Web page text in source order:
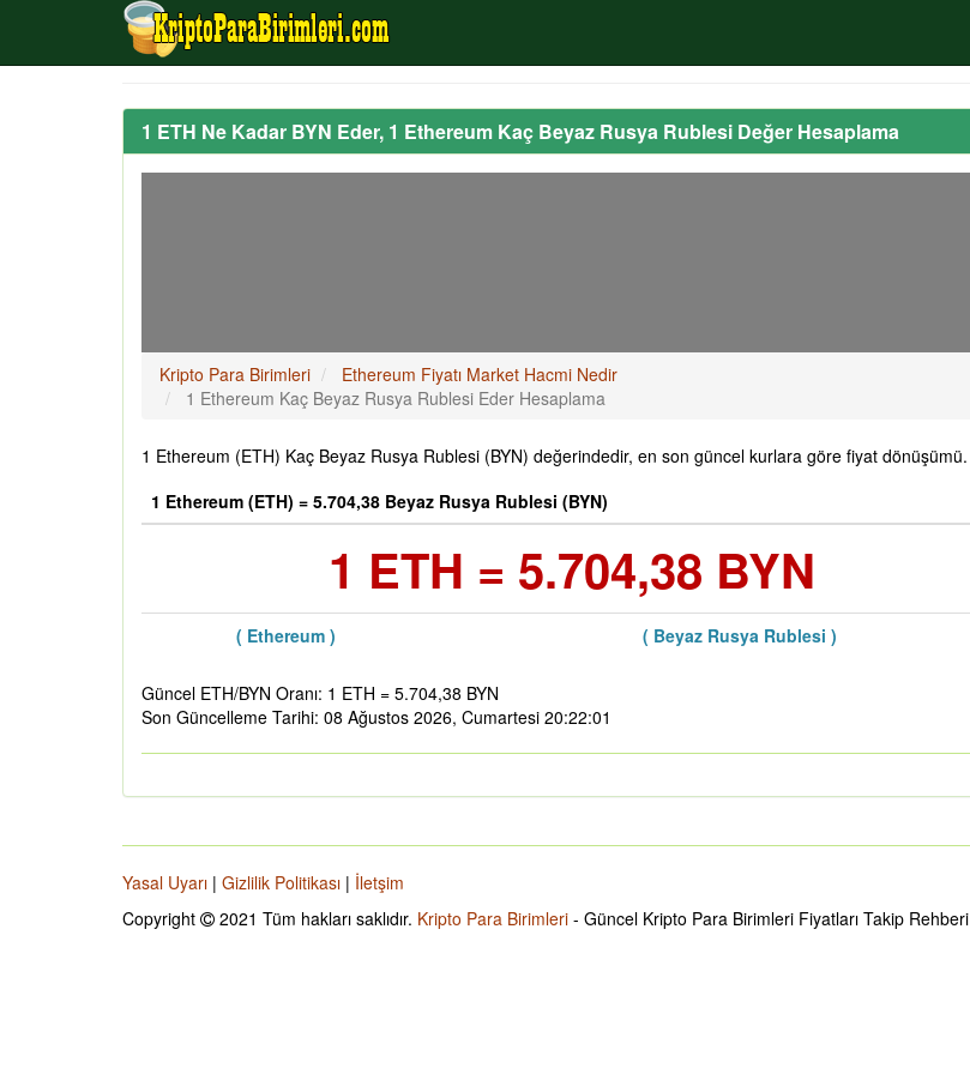
1 ETH Ne Kadar BYN Eder, 1 Ethereum Kaç Beyaz Rusya Rublesi Değer Hesaplama
Kripto Para Birimleri
Ethereum Fiyatı Market Hacmi Nedir
1 Ethereum Kaç Beyaz Rusya Rublesi Eder Hesaplama
1 Ethereum (ETH) Kaç Beyaz Rusya Rublesi (BYN) değerindedir, en son güncel kurlara göre fiyat dönüşümü.
1 Ethereum (ETH) = 5.704,38 Beyaz Rusya Rublesi (BYN)
1 ETH = 5.704,38 BYN
( Ethereum ) ( Beyaz Rusya Rublesi )
Güncel ETH/BYN Oranı: 1 ETH = 5.704,38 BYN
Son Güncelleme Tarihi: 08 Ağustos 2026, Cumartesi 20:22:01
Yasal Uyarı | Gizlilik Politikası | İletşim
Copyright
2021 Tüm hakları saklıdır. Kripto Para Birimleri - Güncel Kripto Para Birimleri Fiyatları Takip Rehberi